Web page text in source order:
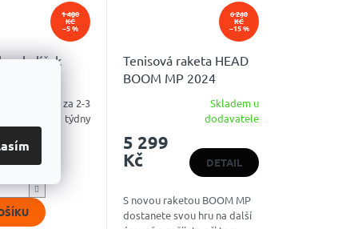
1 480
KČ
–5 %
balíček
Skladem za 2-3
týdny
Kč
6 240
KČ
–15 %
Tenisová raketa HEAD
BOOM MP 2024
produktu
je
5
hvězdiček.
Skladem u
dodavatele
5 299
Kč
DETAIL
S novou raketou BOOM MP
dostanete svou hru na další